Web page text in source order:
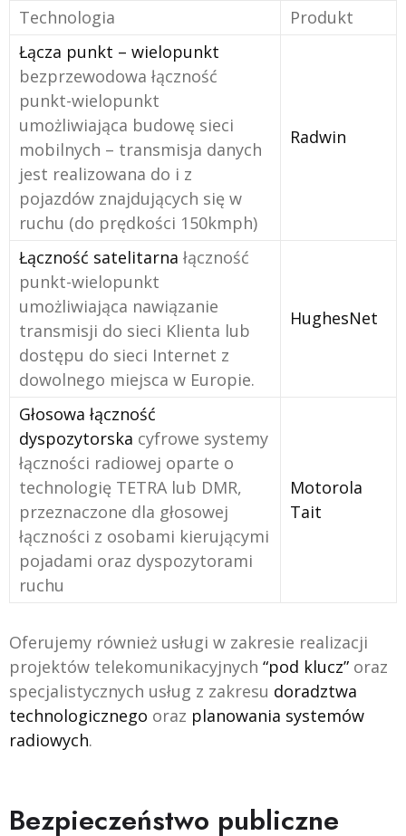
Technologia
Produkt
Łącza punkt – wielopunkt
bezprzewodowa łączność
punkt-wielopunkt
umożliwiająca budowę sieci
mobilnych – transmisja danych
jest realizowana do i z
pojazdów znajdujących się w
ruchu (do prędkości 150kmph)
Radwin
Łączność satelitarna łączność
punkt-wielopunkt
umożliwiająca nawiązanie
transmisji do sieci Klienta lub
dostępu do sieci Internet z
dowolnego miejsca w Europie.
HughesNet
Głosowa łączność
dyspozytorska cyfrowe systemy
łączności radiowej oparte o
technologię TETRA lub DMR,
przeznaczone dla głosowej
łączności z osobami kierującymi
pojadami oraz dyspozytorami
ruchu
Motorola
Tait
Oferujemy również usługi w zakresie realizacji
projektów telekomunikacyjnych “pod klucz” oraz
specjalistycznych usług z zakresu doradztwa
technologicznego oraz planowania systemów
radiowych.
Bezpieczeństwo publiczne